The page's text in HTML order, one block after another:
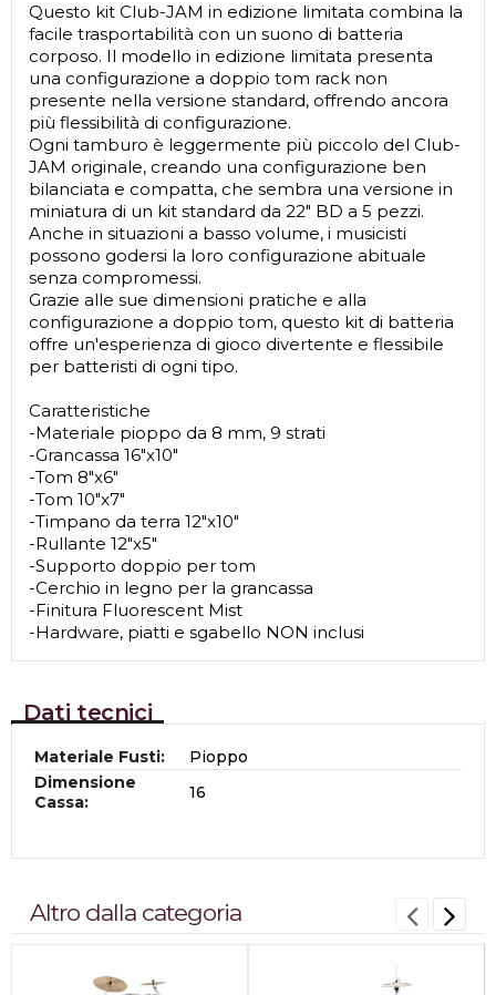
Questo kit Club-JAM in edizione limitata combina la
facile trasportabilità con un suono di batteria
corposo. Il modello in edizione limitata presenta
una configurazione a doppio tom rack non
presente nella versione standard, offrendo ancora
più flessibilità di configurazione.
Ogni tamburo è leggermente più piccolo del Club-
JAM originale, creando una configurazione ben
bilanciata e compatta, che sembra una versione in
miniatura di un kit standard da 22" BD a 5 pezzi.
Anche in situazioni a basso volume, i musicisti
possono godersi la loro configurazione abituale
senza compromessi.
Grazie alle sue dimensioni pratiche e alla
configurazione a doppio tom, questo kit di batteria
offre un'esperienza di gioco divertente e flessibile
per batteristi di ogni tipo.
Caratteristiche
-Materiale pioppo da 8 mm, 9 strati
-Grancassa 16"x10"
-Tom 8"x6"
-Tom 10"x7"
-Timpano da terra 12"x10"
-Rullante 12"x5"
-Supporto doppio per tom
-Cerchio in legno per la grancassa
-Finitura Fluorescent Mist
-Hardware, piatti e sgabello NON inclusi
Dati tecnici
Materiale Fusti:
Pioppo
Dimensione
Cassa:
16
Altro dalla categoria